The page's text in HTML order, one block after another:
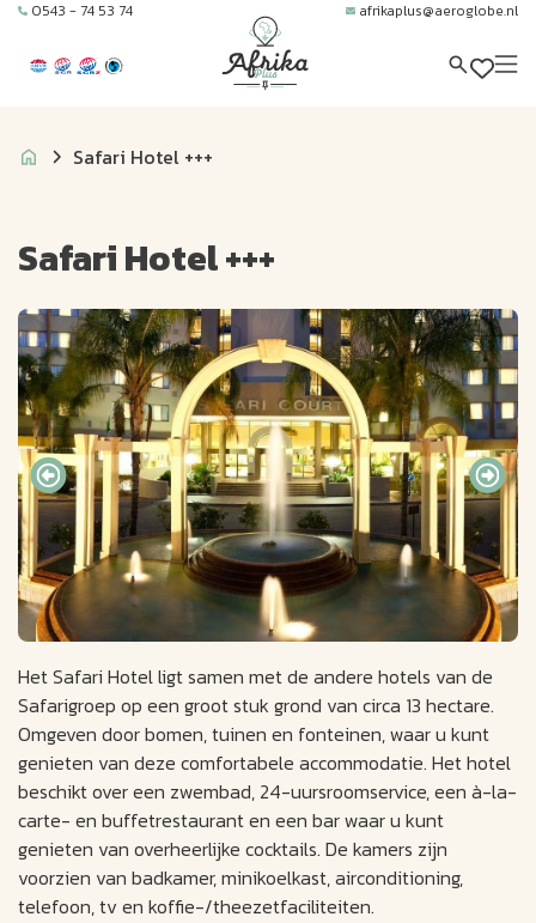
0543 - 74 53 74 afrikaplus@aeroglobe.nl
Safari Hotel +++
Safari Hotel +++
Het Safari Hotel ligt samen met de andere hotels van de
Safarigroep op een groot stuk grond van circa 13 hectare.
Omgeven door bomen, tuinen en fonteinen, waar u kunt
genieten van deze comfortabele accommodatie. Het hotel
beschikt over een zwembad, 24-uursroomservice, een à-la-
carte- en buffetrestaurant en een bar waar u kunt
genieten van overheerlijke cocktails. De kamers zijn
voorzien van badkamer, minikoelkast, airconditioning,
telefoon, tv en koffie-/theezetfaciliteiten.